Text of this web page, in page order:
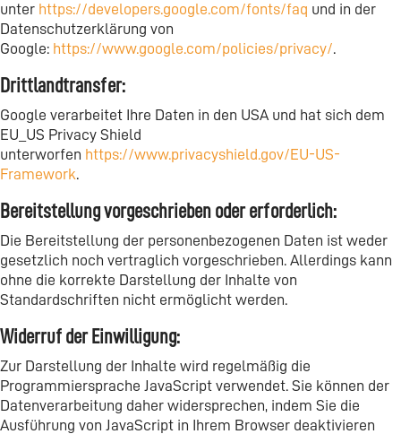
unter https://developers.google.com/fonts/faq und in der
Datenschutzerklärung von
Google: https://www.google.com/policies/privacy/.
Drittlandtransfer:
Google verarbeitet Ihre Daten in den USA und hat sich dem
EU_US Privacy Shield
unterworfen https://www.privacyshield.gov/EU-US-
Framework.
Bereitstellung vorgeschrieben oder erforderlich:
Die Bereitstellung der personenbezogenen Daten ist weder
gesetzlich noch vertraglich vorgeschrieben. Allerdings kann
ohne die korrekte Darstellung der Inhalte von
Standardschriften nicht ermöglicht werden.
Widerruf der Einwilligung:
Zur Darstellung der Inhalte wird regelmäßig die
Programmiersprache JavaScript verwendet. Sie können der
Datenverarbeitung daher widersprechen, indem Sie die
Ausführung von JavaScript in Ihrem Browser deaktivieren